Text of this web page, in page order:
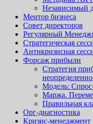
Независимый
Ментор бизнеса
Совет директоров
Регулярный
Стратегическая
Антикризисная
Форсаж прибыли
Стратегия
Модель:
Маржа.
Правильная
Орг-диагностика
Кризис-менеджмент